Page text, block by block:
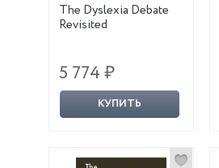
The Dyslexia Debate
Revisited
5 774 ₽
КУПИТЬ